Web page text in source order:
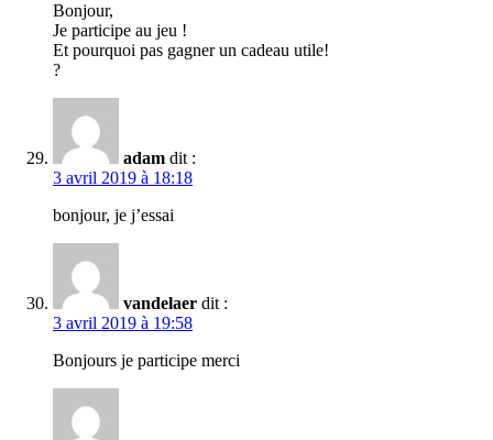
Bonjour,
Je participe au jeu !
Et pourquoi pas gagner un cadeau utile!
?
adam dit :
3 avril 2019 à 18:18
bonjour, je j’essai
vandelaer dit :
3 avril 2019 à 19:58
Bonjours je participe merci